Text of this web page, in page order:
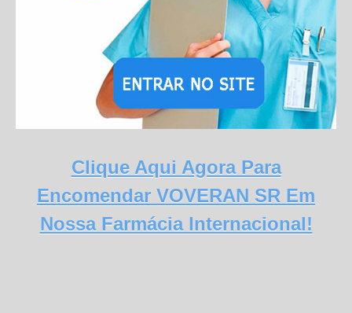
Clique Aqui Agora Para
Encomendar VOVERAN SR Em
Nossa Farmácia Internacional!